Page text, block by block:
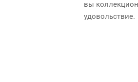
вы
удовольствие.